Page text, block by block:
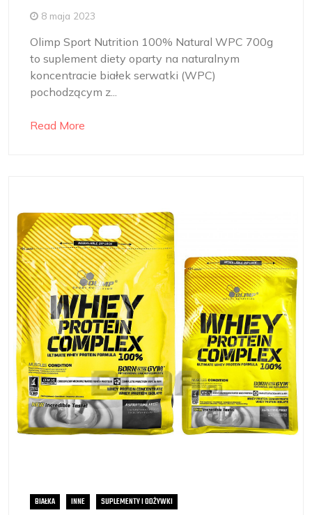
8 maja 2023
Olimp Sport Nutrition 100% Natural WPC 700g
to suplement diety oparty na naturalnym
koncentracie białek serwatki (WPC)
pochodzącym z...
Read More
BIAŁKA INNE SUPLEMENTY I ODŻYWKI